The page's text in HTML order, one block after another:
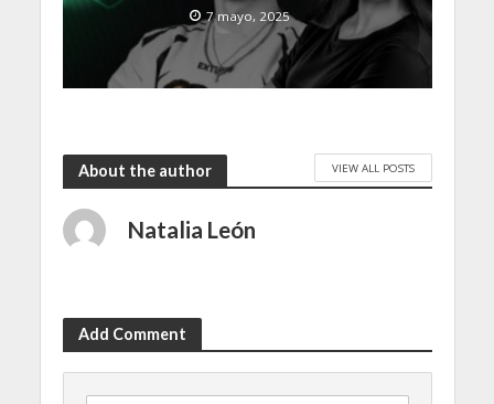
7 mayo, 2025
About the author VIEW ALL POSTS
Natalia León
Add Comment